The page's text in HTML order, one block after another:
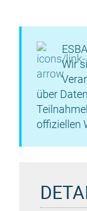
Wir
über
offiziellen